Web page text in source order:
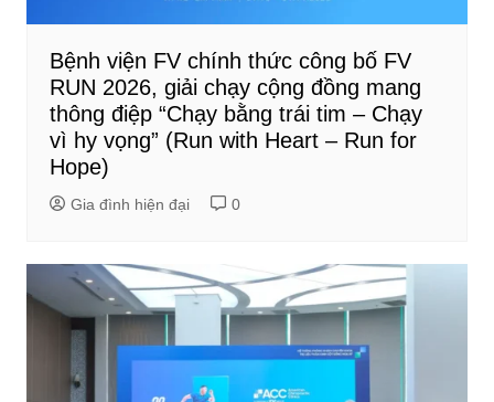
Bệnh viện FV chính thức công bố FV
RUN 2026, giải chạy cộng đồng mang
thông điệp “Chạy bằng trái tim – Chạy
vì hy vọng” (Run with Heart – Run for
Hope)
Gia đình hiện đại 0